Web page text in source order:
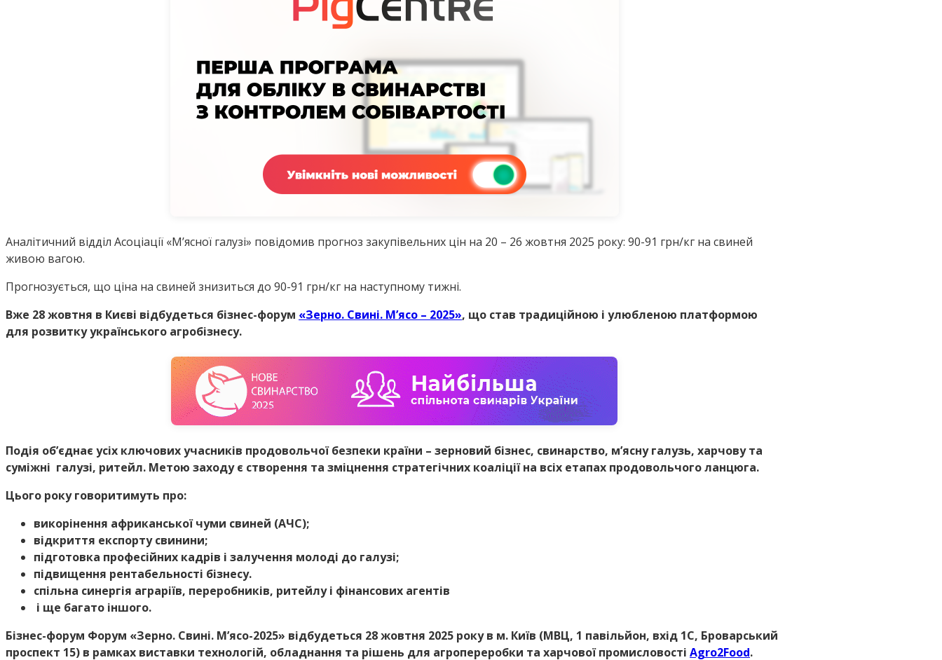
Аналітичний відділ Асоціації «М’ясної галузі» повідомив прогноз закупівельних цін на 20 – 26 жовтня 2025 року: 90-91 грн/кг на свиней
живою вагою.
Прогнозується, що ціна на свиней знизиться до 90-91 грн/кг на наступному тижні.
Вже 28 жовтня в Києві відбудеться бізнес-форум «Зерно. Свині. М’ясо – 2025», що став традиційною і улюбленою платформою
для розвитку українського агробізнесу.
Подія об’єднає усіх ключових учасників продовольчої безпеки країни – зерновий бізнес, свинарство, м’ясну галузь, харчову та
суміжні галузі, ритейл. Метою заходу є створення та зміцнення стратегічних коаліції на всіх етапах продовольчого ланцюга.
Цього року говоритимуть про:
викорінення африканської чуми свиней (АЧС);
відкриття експорту свинини;
підготовка професійних кадрів і залучення молоді до галузі;
підвищення рентабельності бізнесу.
спільна синергія аграріїв, переробників, ритейлу і фінансових агентів
і ще багато іншого.
Бізнес-форум Форум «Зерно. Свині. М’ясо-2025» відбудеться 28 жовтня 2025 року в м. Київ (МВЦ, 1 павільйон, вхід 1С, Броварський
проспект 15) в рамках виставки технологій, обладнання та рішень для агропереробки та харчової промисловості Agro2Food.